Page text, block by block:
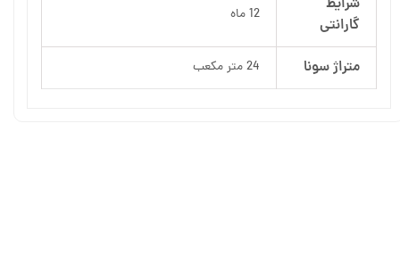
گارانتی
12 ماه
متراژ سونا 24 متر مکعب